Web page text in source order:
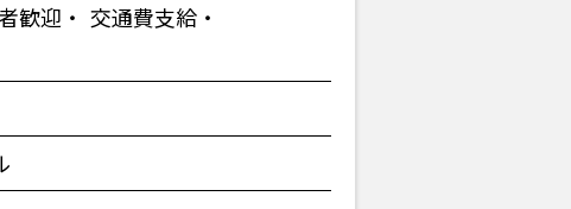
歓迎
交通費支給